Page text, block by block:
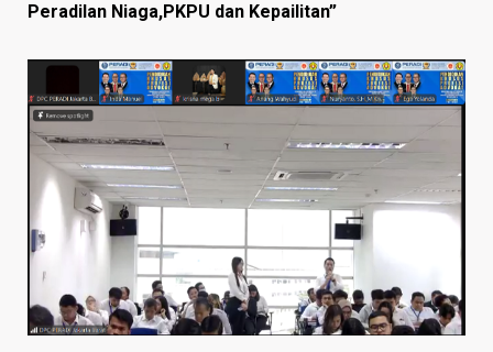
Peradilan Niaga,PKPU dan Kepailitan”